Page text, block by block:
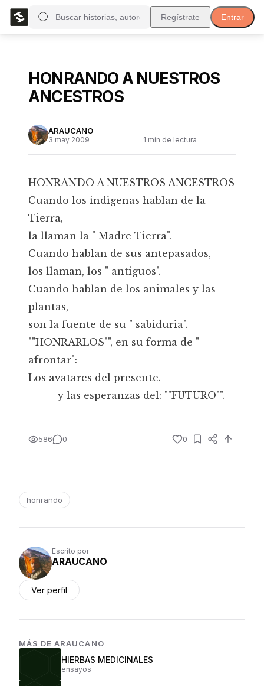
Regístrate Entrar
HONRANDO A NUESTROS
ANCESTROS
ARAUCANO
3 may 2009 1 min de lectura
HONRANDO A NUESTROS ANCESTROS
Cuando los indìgenas hablan de la
Tierra,
la llaman la " Madre Tierra".
Cuando hablan de sus antepasados,
los llaman, los " antiguos".
Cuando hablan de los animales y las
plantas,
son la fuente de su " sabidurìa".
""HONRARLOS"", en su forma de "
afrontar":
Los avatares del presente.
y las esperanzas del: ""FUTURO"".
586 0 0
honrando
Escrito por
ARAUCANO
Ver perfil
MÁS DEARAUCANO
HIERBAS MEDICINALES
ensayos